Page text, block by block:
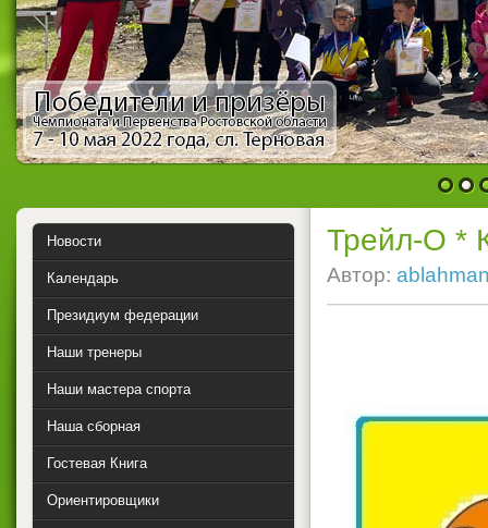
1 2
Трейл-О *
Автор:
Новости
Календарь
Президиум федерации
Наши тренеры
Наши мастера спорта
Наша сборная
Гостевая Книга
Ориентировщики